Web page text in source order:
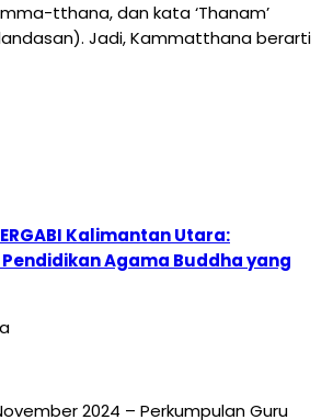
tthana, dan kata ‘Thanam’
Jadi, Kammatthana berarti
Kalimantan Utara:
Agama Buddha yang
2024 – Perkumpulan Guru